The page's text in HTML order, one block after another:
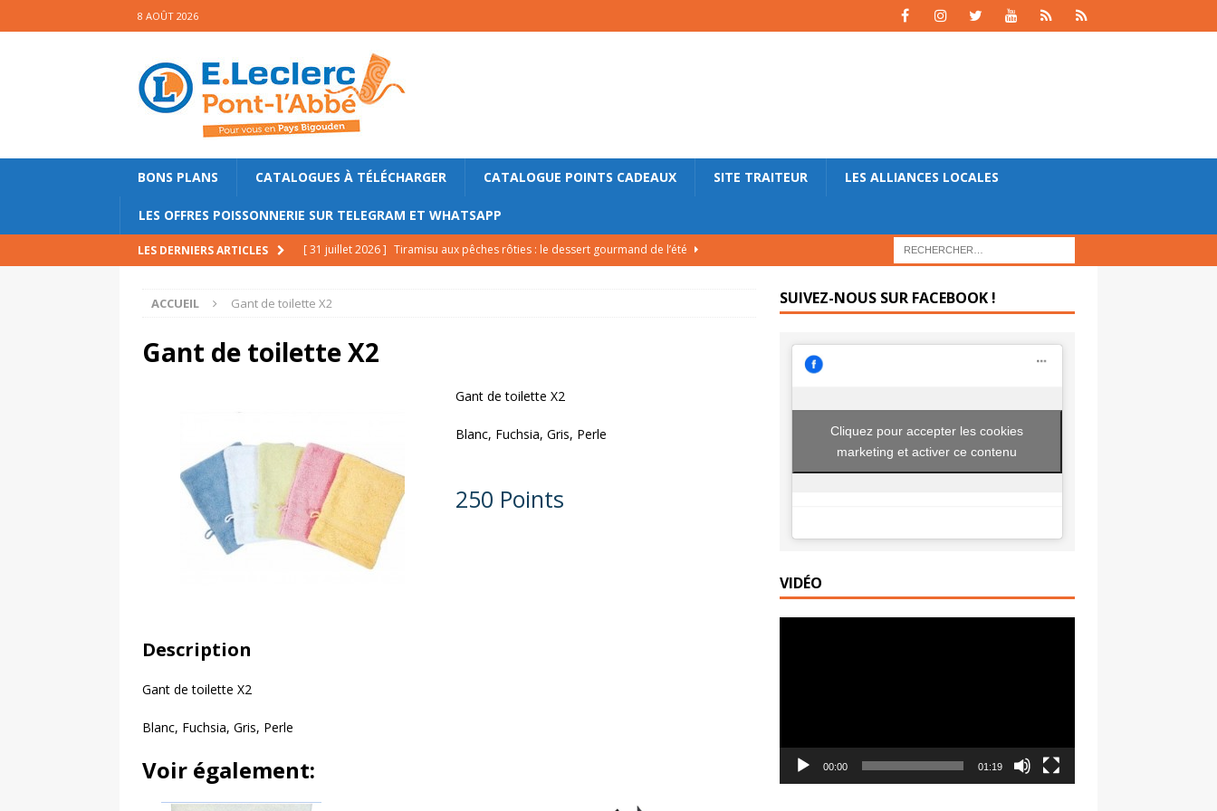
8 AOÛT 2026
BONS PLANS CATALOGUES À TÉLÉCHARGER CATALOGUE POINTS CADEAUX SITE TRAITEUR LES ALLIANCES LOCALES
LES OFFRES POISSONNERIE SUR TELEGRAM ET WHATSAPP
LES DERNIERS ARTICLES [ 31 juillet 2026 ] Tiramisu aux pêches rôties : le dessert gourmand de l’été
[ 23 juillet 2026 ]
mollets
PRINCIPALE
Glace express au yaourt, caramel au beurre salé et sarrasin grillé
PRINCIPALE
[ 7 août 2026 ] Tiramisu glacé aux palets bretons et caramel au beurre salé
PRINCIPALE
ACCUEIL Gant de toilette X2
Gant de toilette X2
Gant de toilette X2
Blanc, Fuchsia, Gris, Perle
250 Points
Description
Gant de toilette X2
Blanc, Fuchsia, Gris, Perle
Voir également:
SUIVEZ-NOUS SUR FACEBOOK !
Cliquez pour accepter les cookies
marketing et activer ce contenu
VIDÉO
00:00 01:19